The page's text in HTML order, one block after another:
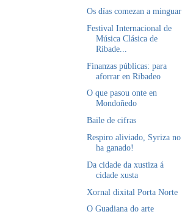
Os días comezan a minguar
Festival Internacional de
Música Clásica de
Ribade...
Finanzas públicas: para
aforrar en Ribadeo
O que pasou onte en
Mondoñedo
Baile de cifras
Respiro aliviado, Syriza no
ha ganado!
Da cidade da xustiza á
cidade xusta
Xornal dixital Porta Norte
O Guadiana do arte